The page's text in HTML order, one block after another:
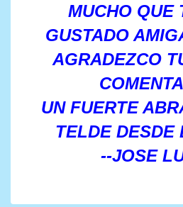
MUCHO QUE
GUSTADO
AGRADEZCO
UN FUERTE
TELDE DESDE
--JOSE